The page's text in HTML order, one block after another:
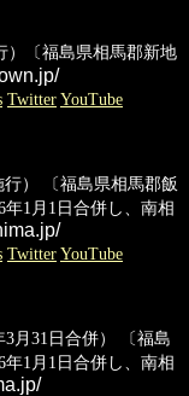
）〔福島県相馬郡新地
Twitter YouTube
行） 〔福島県相馬郡飯
1月1日合併し、南相
Twitter YouTube
3月31日合併） 〔福島
1月1日合併し、南相